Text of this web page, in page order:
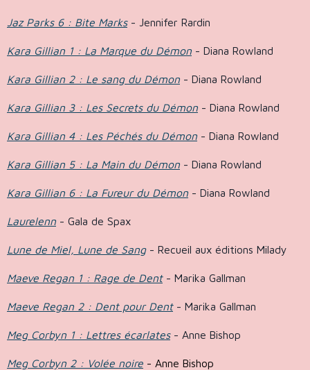
Jaz Parks 6 : Bite Marks- Jennifer Rardin
Kara Gillian 1 : La Marque du Démon - Diana Rowland
Kara Gillian 2 : Le sang du Démon - Diana Rowland
Kara Gillian 3 : Les Secrets du Démon - Diana Rowland
Kara Gillian 4 : Les Péchés du Démon - Diana Rowland
Kara Gillian 5 : La Main du Démon - Diana Rowland
Kara Gillian 6 : La Fureur du Démon - Diana Rowland
Laurelenn - Gala de Spax
Lune de Miel, Lune de Sang- Recueil aux éditions Milady
Maeve Regan 1 : Rage de Dent- Marika Gallman
Maeve Regan 2 : Dent pour Dent- Marika Gallman
Meg Corbyn 1 : Lettres écarlates- Anne Bishop
Meg Corbyn 2 : Volée noire - Anne Bishop